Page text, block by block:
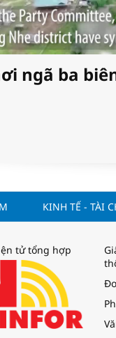
ngã ba
KINH TẾ - TÀI
tử tổng hợp